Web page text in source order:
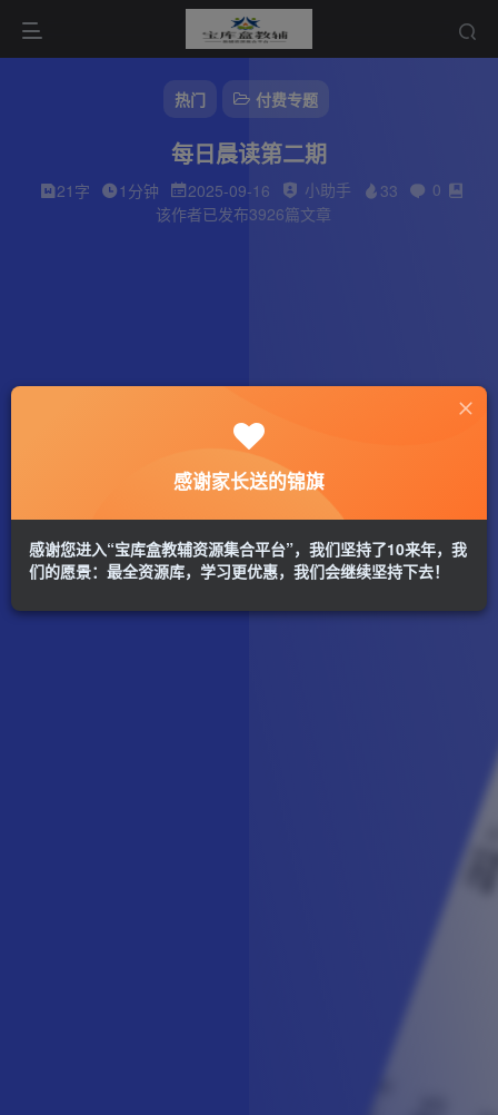
热门 付费专题
每日晨读第二期
21字 1分钟 2025-09-16 小助手 33
0
该作者已发布3926篇文章
感谢家长送的锦旗
感谢您进入“宝库盒教辅资源集合平台”，我们坚持了10来年，我
们的愿景：最全资源库，学习更优惠，我们会继续坚持下去！